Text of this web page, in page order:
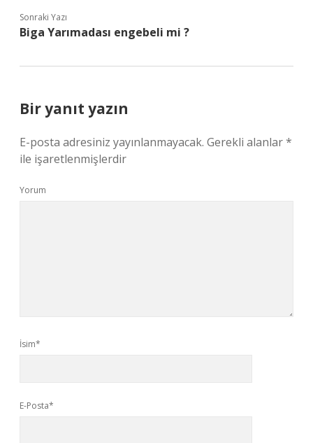
Sonraki Yazı
Biga Yarımadası engebeli mi ?
Bir yanıt yazın
E-posta adresiniz yayınlanmayacak. Gerekli alanlar*
ile işaretlenmişlerdir
Yorum
İsim*
E-Posta*